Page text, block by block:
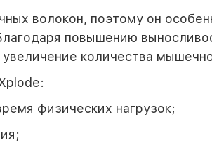
волокон, поэтому он
повышению
увеличение количества
физических нагрузок;